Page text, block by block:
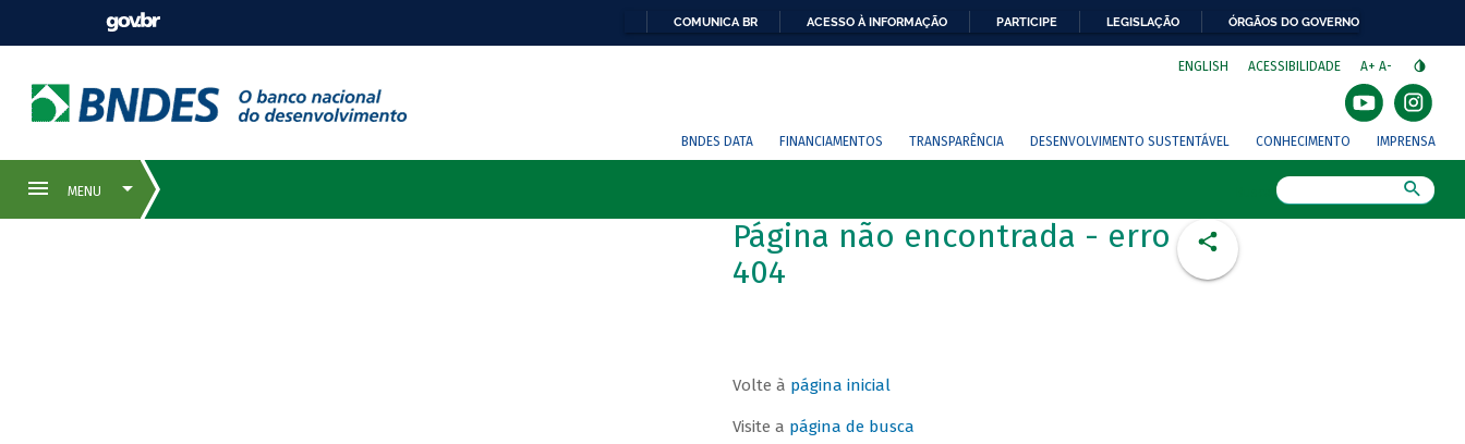
COMUNICA BR ACESSO À INFORMAÇÃO PARTICIPE LEGISLAÇÃO ÓRGÃOS DO GOVERNO
ENGLISH ACESSIBILIDADE A+ A-
BNDES DATA FINANCIAMENTOS TRANSPARÊNCIA DESENVOLVIMENTO SUSTENTÁVEL CONHECIMENTO IMPRENSA
Página não encontrada - erro
404
Volte à página inicial
Visite a página de busca